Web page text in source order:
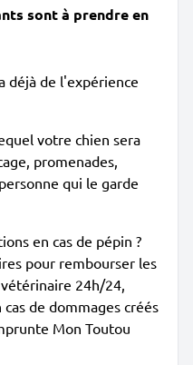
sont à prendre en
déjà de l'expérience
votre chien sera
promenades,
qui le garde
en cas de pépin ?
pour rembourser les
24h/24,
de dommages créés
Mon Toutou